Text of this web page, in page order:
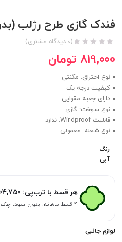
فندک گازی طرح رژلب
(
0 دیدگاه مشتری)
819,000 تومان
نوع احتراق: مگنتی
کیفیت درجه یک
دارای جعبه مقوایی
نوع سوخت: گازی
قابلیت Windproof: ندارد
نوع شعله: معمولی
رنگ
آبی
هر قسط با ترب‌پی:
۴ قسط ماهانه. بدون سود، چک و ضامن.
لوازم جانبی